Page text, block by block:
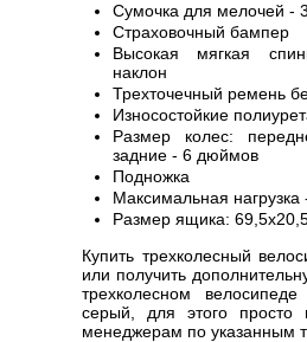
Сумочка для мелочей -
Страховочный бампер
Высокая мягкая
наклон
Трехточечный ремень
Износостойкие
Размер колес:
задние - 6 дюймов
Подножка
Максимальная нагрузка
Размер ящика:
Купить трехколесный
или получить
трехколесном
серый, для этого просто
менеджерам по указанным